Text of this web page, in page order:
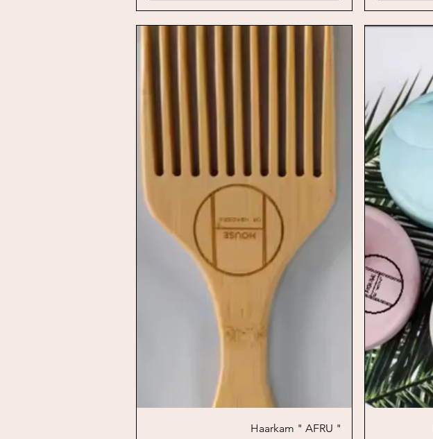
SchnellansichtHaarkam " AFRU "